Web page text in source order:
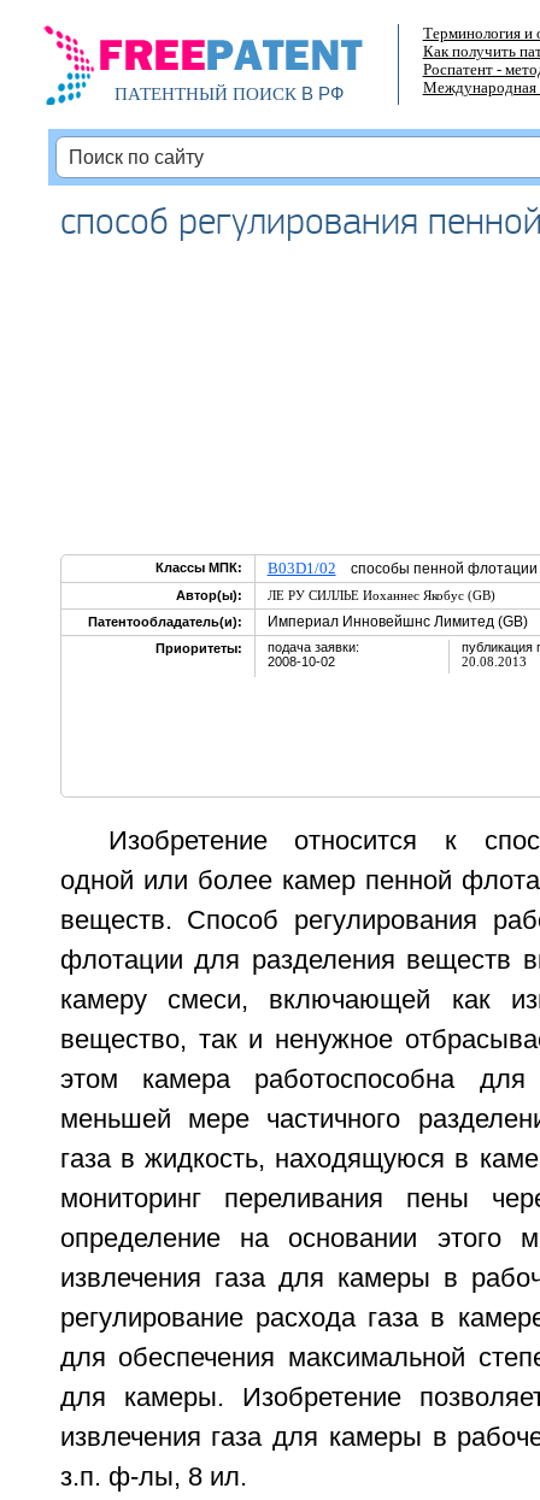
ПАТЕНТНЫЙ ПОИСКВ РФ
Терминология и
Как получить
Роспатент -
Международная
способ регулирования
Классы МПК: B03D1/02 способы пенной
Автор(ы):
ЛЕ РУ СИЛЛЬЕ Иоханнес Якобус (GB)
Патентообладатель(и):
Империал Инновейшнс Лимитед (GB)
Приоритеты:
подача заявки:
2008-10-02
публикация
20.08.2013
Изобретение относится к
одной или более камер пенной
веществ. Способ регулирования
флотации для разделения веществ
камеру смеси, включающей как
вещество, так и ненужное
этом камера работоспособна
меньшей мере частичного
газа в жидкость, находящуюся в
мониторинг переливания пены
определение на основании этого
извлечения газа для камеры в
регулирование расхода газа в
для обеспечения максимальной
для камеры. Изобретение
извлечения газа для камеры в
з.п. ф-лы, 8 ил.